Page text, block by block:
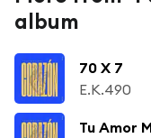
album
70 X 7
E.K.490
Tu Amor